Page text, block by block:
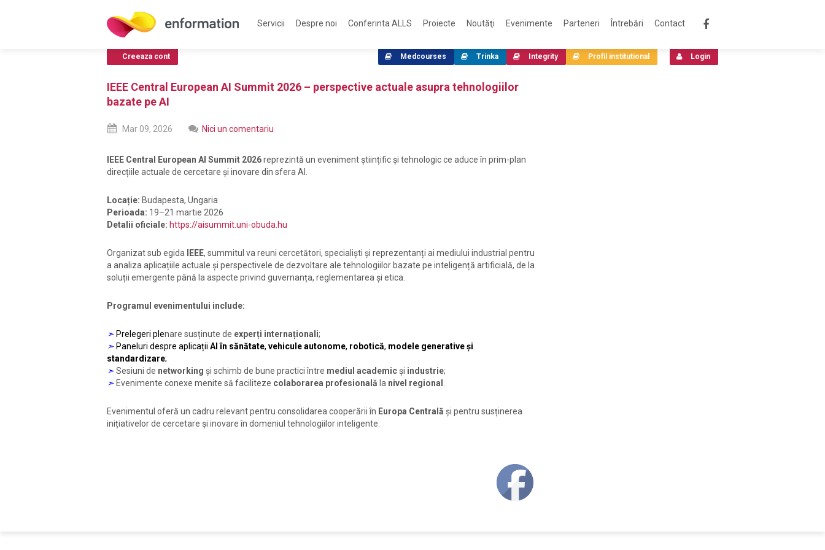
Servicii Despre noi Conferinta ALLS Proiecte Noutăţi Evenimente Parteneri Întrebări Contact
IEEE Central European AI Summit 2026 – perspective actuale asupra tehnologiilor
bazate pe AI
Mar 09, 2026 Nici un comentariu
IEEE Central European AI Summit 2026reprezintă un eveniment științific și tehnologic ce aduce în prim-plan
direcțiile actuale de cercetare și inovare din sfera AI.
Locație: Budapesta, Ungaria
Perioada: 19–21 martie 2026
Detalii oficiale: https://aisummit.uni-obuda.hu
Organizat sub egida IEEE, summitul va reuni cercetători, specialiști și reprezentanți ai mediului industrial pentru
a analiza aplicațiile actuale și perspectivele de dezvoltare ale tehnologiilor bazate pe inteligență artificială, de la
soluții emergente până la aspecte privind guvernanța, reglementarea și etica.
Programul evenimentului include:
➣ Prelegeri plenare susținute de experți internaționali;
➣ Paneluri despre aplicații AI în sănătate, vehicule autonome, robotică, modele generative și
standardizare;
➣Sesiuni de networking și schimb de bune practici între mediul academicși industrie;
➣ Evenimente conexe menite să faciliteze colaborarea profesională la nivel regional
Evenimentul oferă un cadru relevant pentru consolidarea cooperării în Europa Centrală și pentru susținerea
inițiativelor de cercetare și inovare în domeniul tehnologiilor inteligente.
Creeaza cont Login
Profil institutional
Integrity
Trinka
Medcourses